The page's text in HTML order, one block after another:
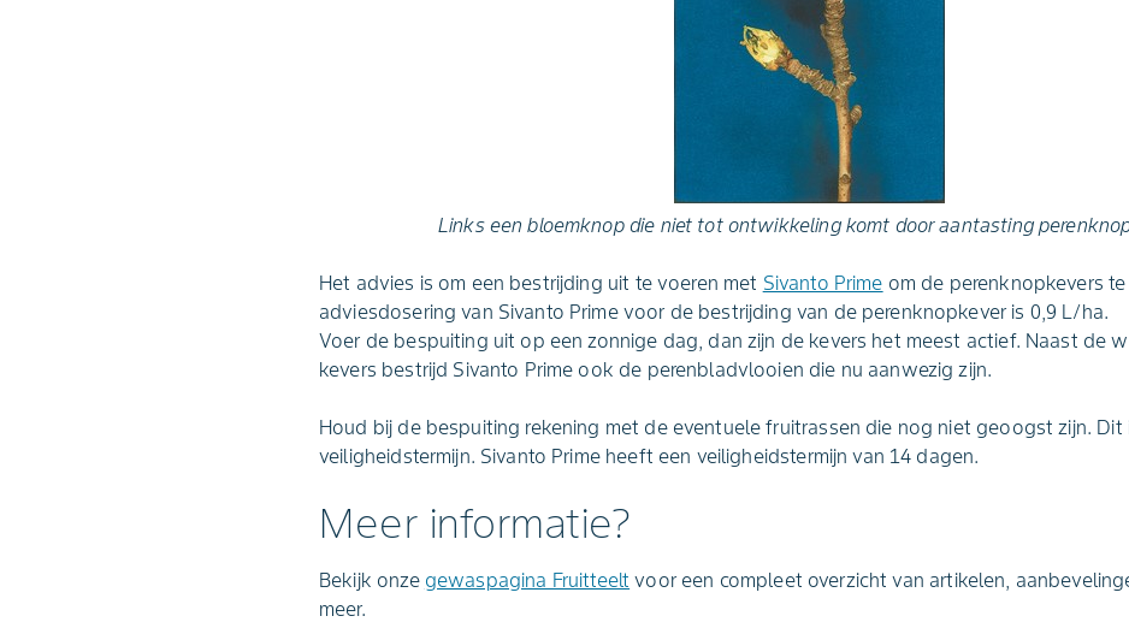
Links een bloemknop die niet tot ontwikkeling komt door aantasting
Het advies is om een bestrijding uit te voeren met Sivanto Prime om de perenknopkevers
adviesdosering van Sivanto Prime voor de bestrijding van de perenknopkever is 0,9 L/ha.
Voer de bespuiting uit op een zonnige dag, dan zijn de kevers het meest actief. Naast de
kevers bestrijd Sivanto Prime ook de perenbladvlooien die nu aanwezig zijn.
Houd bij de bespuiting rekening met de eventuele fruitrassen die nog niet geoogst zijn. Dit
veiligheidstermijn. Sivanto Prime heeft een veiligheidstermijn van 14 dagen.
Meer informatie?
Bekijk onze gewaspagina Fruitteelt voor een compleet overzicht van artikelen,
meer.